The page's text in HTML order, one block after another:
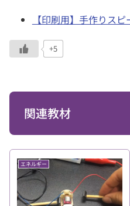
【印刷用】手作りス
+5
関連教材
エネルギー